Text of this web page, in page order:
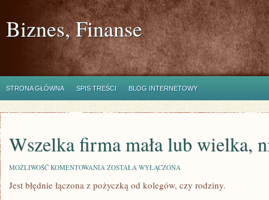
Biznes, Finanse
STRONA GŁÓWNA SPIS TREŚCI BLOG INTERNETOWY
Wszelka firma mała lub wielka,
MOŻLIWOŚĆ KOMENTOWANIA WSZELKA
MAŁA
LUB
ZOSTAŁA WYŁĄCZONA
Jest błędnie łączona z pożyczką od kolegów, czy rodziny.